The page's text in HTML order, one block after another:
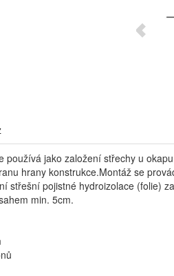
používá jako založení střechy u
hrany konstrukce.Montáž se
střešní pojistné hydroizolace (folie)
min. 5cm.